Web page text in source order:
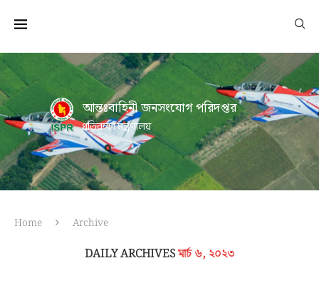
আন্তঃবাহিনী জনসংযোগ পরিদপ্তর
প্রতিরক্ষা মন্ত্রণালয়
Home Archive
DAILY ARCHIVESমার্চ ৬, ২০২৩